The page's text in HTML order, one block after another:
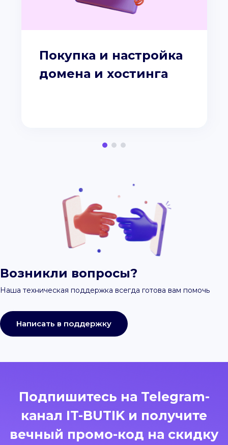
Покупка и настройка
домена и хостинга
Возникли вопросы?
Наша техническая поддержка всегда готова вам помочь
Написать в поддержку
Подпишитесь на Telegram-
канал IT-BUTIK и получите
вечный промо-код на скидку